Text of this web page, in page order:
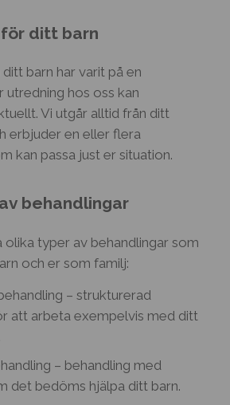
ditt barn
barn har varit på en
utredning hos oss kan
Vi utgår alltid från ditt
erbjuder en eller flera
kan passa just er situation.
behandlingar
olika typer av behandlingar som
och er som familj:
– strukturerad
att arbeta exempelvis med ditt
– behandling med
det bedöms hjälpa ditt barn.